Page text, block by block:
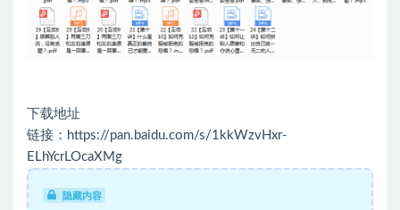
下载地址
链接：https://pan.baidu.com/s/1kkWzvHxr-
ELhYcrLOcaXMg
隐藏内容